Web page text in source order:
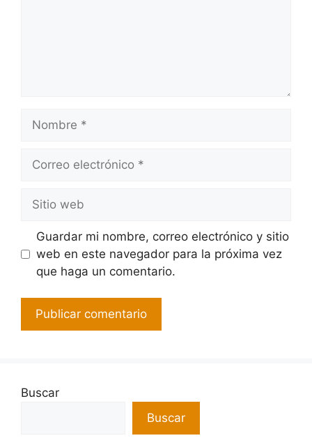
Guardar mi nombre, correo electrónico y sitio
web en este navegador para la próxima vez
que haga un comentario.
Buscar
Buscar